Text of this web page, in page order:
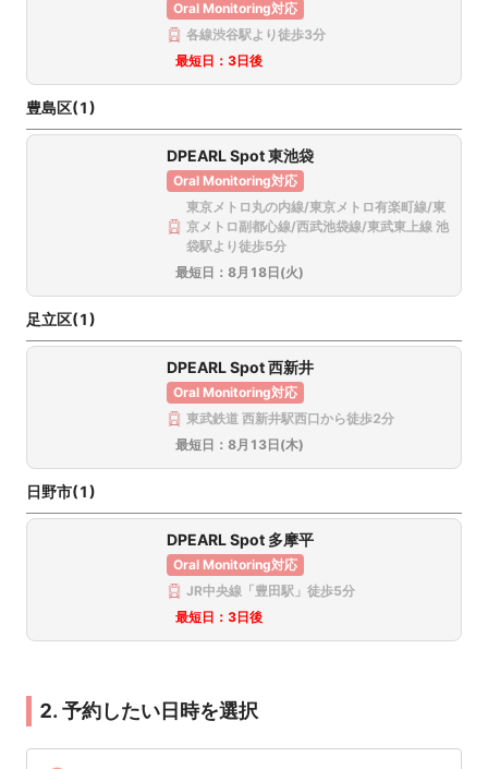
このクリニックを選択
東京都世田谷区玉川3-36-13 エクセランビル1F
このクリニックを選択
Oral Monitoring対応
各線渋谷駅より徒歩3分
最短日： 3日後
東京都渋谷区道玄坂2-25-12道玄坂通2F
このクリニックを選択
豊島区(1)
DPEARL Spot 東池袋
Oral Monitoring対応
東京メトロ丸の内線/東京メトロ有楽町線/東
京メトロ副都心線/西武池袋線/東武東上線 池
袋駅より徒歩5分
最短日： 8月18日(火)
東京都豊島区東池袋1-15-1 菱山ビル6F
このクリニックを選択
足立区(1)
DPEARL Spot 西新井
Oral Monitoring対応
東武鉄道 西新井駅西口から徒歩2分
最短日： 8月13日(木)
東京都足立区西新井栄町２丁目３−２ ヤオキビル3階
日野市(1)
DPEARL Spot 多摩平
Oral Monitoring対応
JR中央線「豊田駅」徒歩5分
最短日： 3日後
2. 予約したい日時を選択